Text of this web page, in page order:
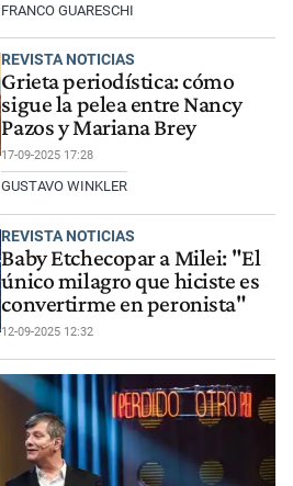
FRANCO GUARESCHI
REVISTA NOTICIAS
Grieta periodística: cómo
sigue la pelea entre Nancy
Pazos y Mariana Brey
17-09-2025 17:28
GUSTAVO WINKLER
REVISTA NOTICIAS
Baby Etchecopar a Milei: "El
único milagro que hiciste es
convertirme en peronista"
12-09-2025 12:32